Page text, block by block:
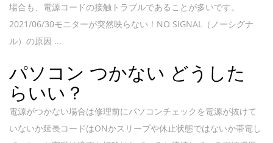
場合も、電源コードの接触トラブルであることが多いです。
2021/06/30モニターが突然映らない！NO SIGNAL（ノーシグナ
ル）の原因 ...
パソコン つかない どうした
らいい？
電源がつかない場合は修理前にパソコンチェックを電源が抜けて
いないか延長コードはONかスリープや休止状態ではないか帯電し